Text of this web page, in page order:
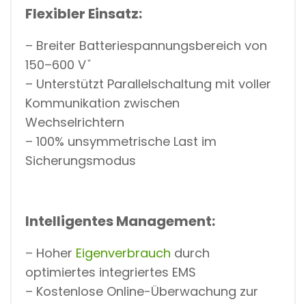
Flexibler Einsatz:
– Breiter Batteriespannungsbereich von
150–600 Vٚ
– Unterstützt Parallelschaltung mit voller
Kommunikation zwischen
Wechselrichtern
– 100% unsymmetrische Last im
Sicherungsmodus
Intelligentes Management:
– Hoher Eigenverbrauch durch
optimiertes integriertes EMS
– Kostenlose Online-Überwachung zur